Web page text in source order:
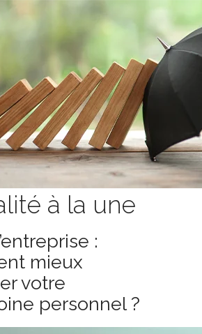
à la une
:
mieux
votre
personnel ?